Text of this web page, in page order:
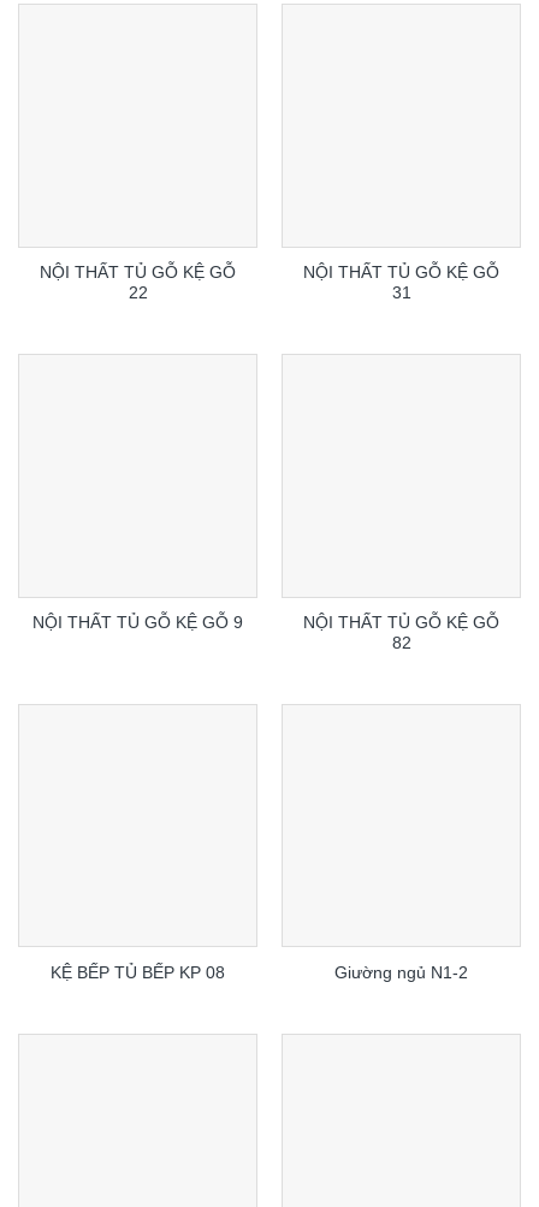
NỘI THẤT TỦ GỖ KỆ GỖ
22
NỘI THẤT TỦ GỖ KỆ GỖ
31
NỘI THẤT TỦ GỖ KỆ GỖ 9
NỘI THẤT TỦ GỖ KỆ GỖ
82
KỆ BẾP TỦ BẾP KP 08 Giường ngủ N1-2